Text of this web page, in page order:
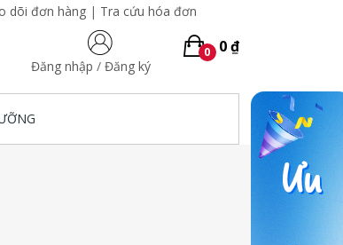
dõi đơn hàng | Tra cứu hóa đơn
0 0 ₫
Đăng nhập /Đăng ký